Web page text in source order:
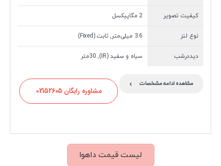
کیفیت تصویر 2 مگاپیکسل
نوع لنز 3.6 میلی‌متر, ثابت (Fixed)
دیددرشب سیاه و سفید (IR), 30متر
مشاهده ادامه مشخصات ›
مشاوره رایگان 02152605
لیست قیمت داهوا